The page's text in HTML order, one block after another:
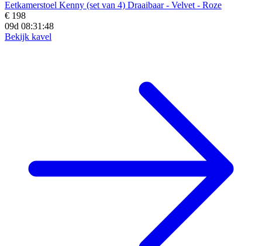
Eetkamerstoel Kenny (set van 4) Draaibaar - Velvet - Roze
€ 198
09d 08:31:46
Bekijk kavel